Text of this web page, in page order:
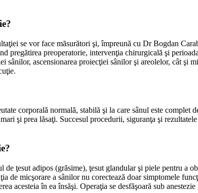
se vor face măsurători şi, împreună cu Dr Bogdan
preoperatorie, intervenţia chirurgicală şi
ascensionarea proiecţiei sânilor şi areolelor, cât şi
corporală normală, stabilă şi la care sânul este complet
şi prea lăsaţi. Succesul procedurii, siguranţa şi
de ţesut adipos (grăsime), ţesut glandular şi piele pentru a
de micşorare a sânilor nu corectează doar simptomele
acesteia în ea însăşi. Operaţia se desfăşoară sub